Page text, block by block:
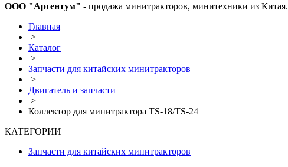
ООО "Аргентум" - продажа минитракторов, минитехники из Китая.
Главная
>
Каталог
>
Запчасти для китайских минитракторов
>
Двигатель и запчасти
>
Коллектор для минитрактора TS-18/TS-24
КАТЕГОРИИ
Запчасти для китайских минитракторов